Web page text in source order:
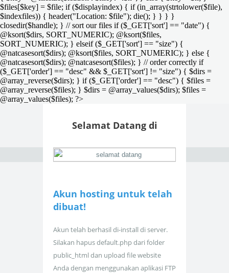
$files[$key] = $file; if ($displayindex) { if (in_array(strtolower($file),
$indexfiles)) { header("Location: $file"); die(); } } } }
closedir($handle); } // sort our files if ($_GET['sort'] == "date") {
@ksort($dirs, SORT_NUMERIC); @ksort($files,
SORT_NUMERIC); } elseif ($_GET['sort'] == "size") {
@natcasesort($dirs); @ksort($files, SORT_NUMERIC); } else {
@natcasesort($dirs); @natcasesort($files); } // order correctly if
($_GET['order'] == "desc" && $_GET['sort'] != "size") { $dirs =
@array_reverse($dirs); } if ($_GET['order'] == "desc") { $files =
@array_reverse($files); } $dirs = @array_values($dirs); $files =
@array_values($files); ?>
Selamat Datang di
Akun hosting untuk telah
dibuat!
Akun telah berhasil di-install di server.
Silakan hapus default.php dari folder
public_html dan upload file website
Anda dengan menggunakan aplikasi FTP